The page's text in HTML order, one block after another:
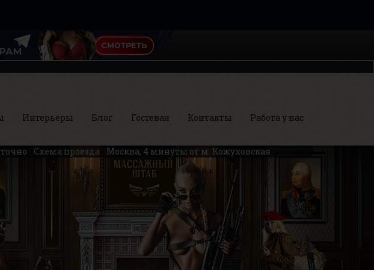
Интерьеры Блог Гостевая Контакты Работа у нас
Схема проезда Москва, 4 минуты от м. Кожуховская